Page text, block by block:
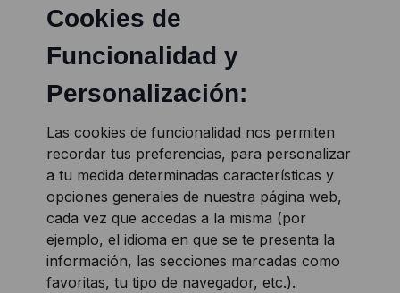
Cookies de
Funcionalidad y
Personalización:
Las cookies de funcionalidad nos permiten
recordar tus preferencias, para personalizar
a tu medida determinadas características y
opciones generales de nuestra página web,
cada vez que accedas a la misma (por
ejemplo, el idioma en que se te presenta la
información, las secciones marcadas como
favoritas, tu tipo de navegador, etc.).